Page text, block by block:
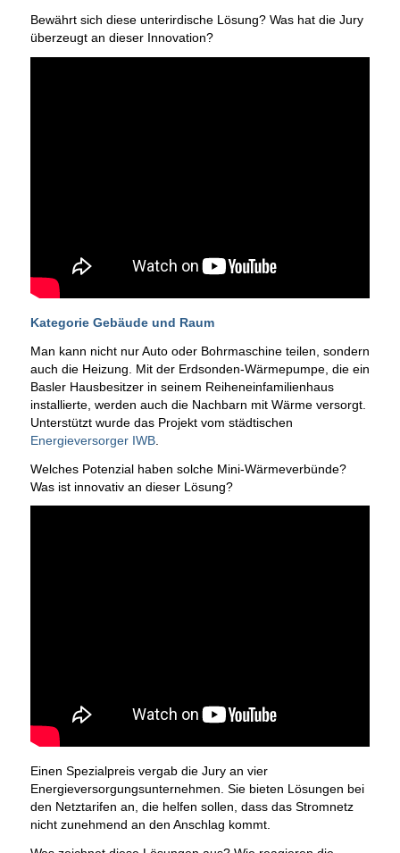
Bewährt sich diese unterirdische Lösung? Was hat die Jury
überzeugt an dieser Innovation?
Kategorie Gebäude und Raum
Man kann nicht nur Auto oder Bohrmaschine teilen, sondern
auch die Heizung. Mit der Erdsonden-Wärmepumpe, die ein
Basler Hausbesitzer in seinem Reiheneinfamilienhaus
installierte, werden auch die Nachbarn mit Wärme versorgt.
Unterstützt wurde das Projekt vom städtischen
Energieversorger IWB.
Welches Potenzial haben solche Mini-Wärmeverbünde?
Was ist innovativ an dieser Lösung?
Einen Spezialpreis vergab die Jury an vier
Energieversorgungsunternehmen. Sie bieten Lösungen bei
den Netztarifen an, die helfen sollen, dass das Stromnetz
nicht zunehmend an den Anschlag kommt.